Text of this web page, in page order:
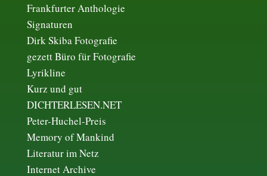
Frankfurter Anthologie
Signaturen
Dirk Skiba Fotografie
gezett Büro für Fotografie
Lyrikline
Kurz und gut
DICHTERLESEN.NET
Peter-Huchel-Preis
Memory of Mankind
Literatur im Netz
Internet Archive